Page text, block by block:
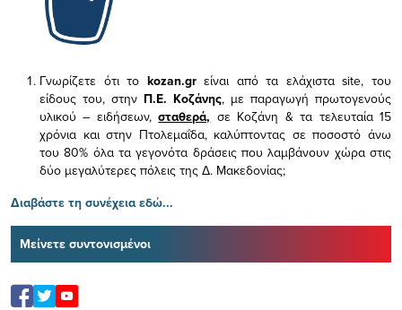
Γνωρίζετε ότι το kozan.gr είναι από τα ελάχισταsite, του
είδους του, στην Π.Ε. Κοζάνης, με παραγωγή πρωτογενούς
υλικού – ειδήσεων,σταθερά, σε Κοζάνη & τα τελευταία 15
χρόνια και στην Πτολεμαΐδα, καλύπτοντας σε ποσοστό άνω
του 80% όλα τα γεγονότα δράσεις που λαμβάνουν χώρα στις
δύο μεγαλύτερες πόλεις της Δ. Μακεδονίας;
Διαβάστε τη συνέχεια εδώ...
Μείνετε συντονισμένοι